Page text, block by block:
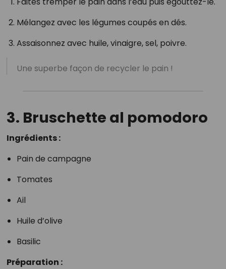
Mélangez avec les légumes coupés en dés.
Assaisonnez avec huile, vinaigre, sel, poivre.
Une superbe façon de recycler le pain !
3. Bruschette al pomodoro
Ingrédients :
Pain de campagne
Tomates
Ail
Huile d’olive
Basilic
Préparation :